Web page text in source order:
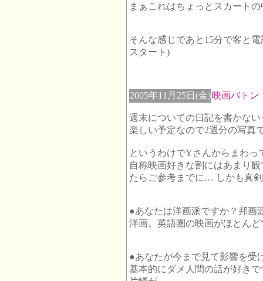
まぁこれはちょっとスカート
そんな感じであと15分で客と
スタート)
2005年11月25日(金)映画バトン
週末についての日記を書かな
楽しい予定なので2週分の写真
というわけでYさんからまわっ
自称映画好きな割にはあまり
たらご参考までに… しかも真
●あなたは洋画派ですか？邦画
洋画。英語圏の映画がほとんど
●あなたが今まで見て影響を受
基本的にダメ人間の話が好き